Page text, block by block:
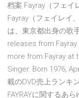
档案 Fayray（フェイ
Fayray（フェイレイ
は、東京都出身の歌
releases from
more from Fayray at
Singer. Born 1976,
載のDVD売上ランキ
FAYRAYに関するあ